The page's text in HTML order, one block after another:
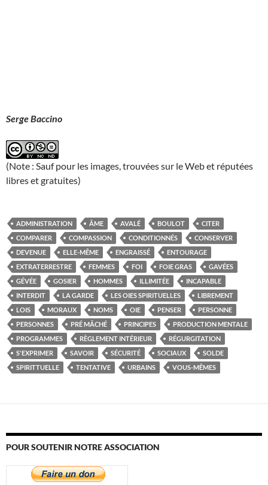
Serge Baccino
(Note : Sauf pour les images, trouvées sur le Web et réputées
libres et gratuites)
ADMINISTRATION ÂME AVALÉ BOULOT
CITER
COMPARER
COMPASSION CONDITIONNÉS
CONSERVER
DEVENUE
ELLE-MÊME ENGRAISSÉ
ENTOURAGE
EXTRATERRESTRE
FEMMES FOI FOIE GRAS
GAVÉES
GÉVÉE
GOSIER HOMMES ILLIMITÉE
INCAPABLE
INTERDIT
LA GARDE LES OIES SPIRITUELLES
LIBREMENT
LOIS
MORAUX NOMS OIE PENSER
PERSONNE
PERSONNES
PRÉ MÂCHÉ PRINCIPES
PRODUCTION MENTALE
PROGRAMMES
RÈGLEMENT INTÉRIEUR
RÉGURGITATION
S'EXPRIMER
SAVOIR SÉCURITÉ SOCIAUX
SOLDE
SPIRITTUELLE
TENTATIVE URBAINS VOUS-MÊMES
POUR SOUTENIR NOTRE ASSOCIATION